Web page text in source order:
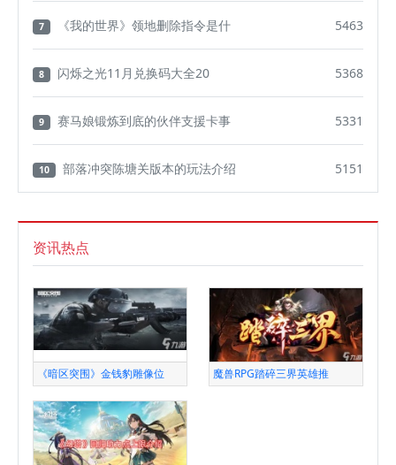
7 《我的世界》领地删除指令是什 5463
8 闪烁之光11月兑换码大全20 5368
9 赛马娘锻炼到底的伙伴支援卡事 5331
10 部落冲突陈塘关版本的玩法介绍 5151
资讯热点
《暗区突围》金钱豹雕像位 魔兽RPG踏碎三界英雄推